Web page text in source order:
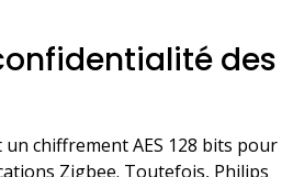
des
chiffrement AES 128 bits pour
Zigbee. Toutefois, Philips